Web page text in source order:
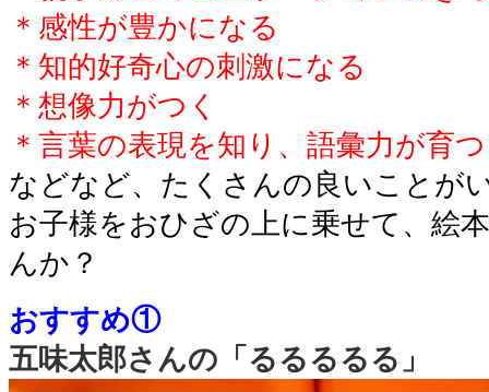
＊感性が豊かになる
＊知的好奇心の刺激になる
＊想像力がつく
＊言葉の表現を知り、語彙力が育つ
などなど、たくさんの良いことが
お子様をおひざの上に乗せて、絵
んか？
おすすめ①
五味太郎さんの「るるるるる」